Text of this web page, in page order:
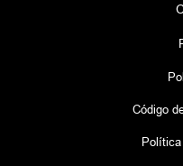
Código